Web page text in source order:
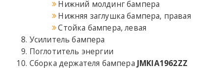
Нижний молдинг бампера
Нижняя заглушка бампера, правая
Стойка бампера, левая
Усилитель бампера
Поглотитель энергии
Сборка держателя бампера JMKIA1962ZZ